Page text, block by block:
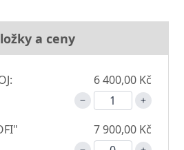
a ceny
6 400,00 Kč
7 900,00 Kč